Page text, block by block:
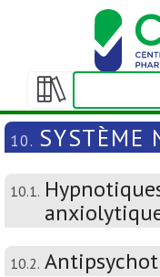
Afficher/masquer
la
table
matières
10. SYSTÈME
10.1.
10.2.